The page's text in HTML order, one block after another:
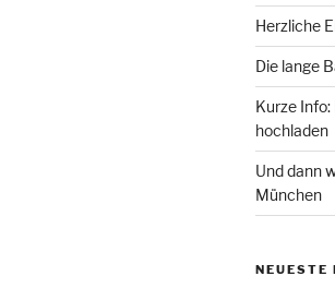
Herzliche
Die lange
Kurze
hochladen
Und dann
München
NEUESTE